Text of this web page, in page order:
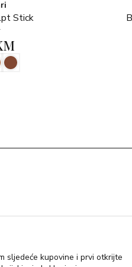
Stick
sljedeće kupovine i prvi otkrijte